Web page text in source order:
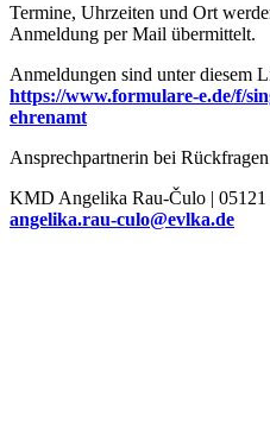
Termine, Uhrzeiten und Ort
Anmeldung per Mail übermittelt.
Anmeldungen sind unter diesem
https://www.formulare-e.de/f/
ehrenamt
Ansprechpartnerin bei
KMD Angelika Rau-Čulo |
angelika.rau-culo@evlka.de